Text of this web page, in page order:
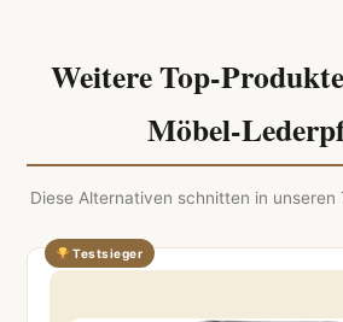
Weitere Top-
Möbel-
Diese Alternativen schnitten in unseren
Testsieger